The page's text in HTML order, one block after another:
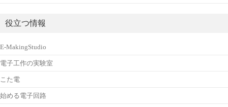
役立つ情報
E-MakingStudio
電子工作の実験室
こた電
始める電子回路